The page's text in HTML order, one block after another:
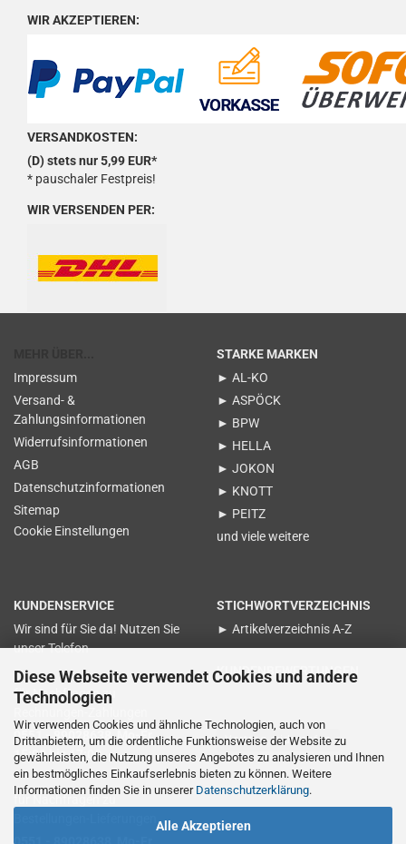
Diese Webseite verwendet Cookies und andere
Technologien
Wir verwenden Cookies und ähnliche Technologien, auch von
Drittanbietern, um die ordentliche Funktionsweise der Website zu
gewährleisten, die Nutzung unseres Angebotes zu analysieren und Ihnen
ein bestmögliches Einkaufserlebnis bieten zu können. Weitere
Informationen finden Sie in unserer Datenschutzerklärung.
Alle Akzeptieren
WIR AKZEPTIEREN:
VERSANDKOSTEN:
(D) stets nur 5,99 EUR*
* pauschaler Festpreis!
WIR VERSENDEN PER:
Impressum
Versand- &
Zahlungsinformationen
Widerrufsinformationen
AGB
Datenschutzinformationen
Sitemap
Cookie Einstellungen
STARKE MARKEN
► AL-KO
► ASPÖCK
► BPW
► HELLA
► JOKON
► KNOTT
► PEITZ
und viele weitere
KUNDENSERVICE
Wir sind für Sie da! Nutzen Sie
unser Telefon
für Nachfragen zu
0551 - 89028638 Mo-Fr.
15:00 bis 17:00
STICHWORTVERZEICHNIS
► Artikelverzeichnis A-Z
KUNDENBEWERTUNGEN
Vertrag widerrufen